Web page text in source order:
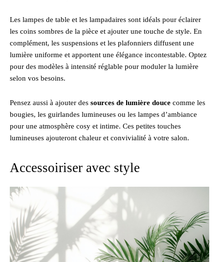
Les lampes de table et les lampadaires sont idéals pour éclairer
les coins sombres de la pièce et ajouter une touche de style. En
complément, les suspensions et les plafonniers diffusent une
lumière uniforme et apportent une élégance incontestable. Optez
pour des modèles à intensité réglable pour moduler la lumière
selon vos besoins.
Pensez aussi à ajouter des sources de lumière douce comme les
bougies, les guirlandes lumineuses ou les lampes d’ambiance
pour une atmosphère cosy et intime. Ces petites touches
lumineuses ajouteront chaleur et convivialité à votre salon.
Accessoiriser avec style